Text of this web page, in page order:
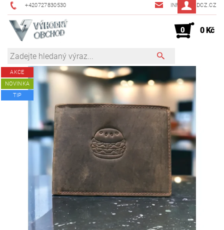
+420727830530 INFO@JMDCZ.CZ
0 0 Kč
AKCE
NOVINKA
TIP